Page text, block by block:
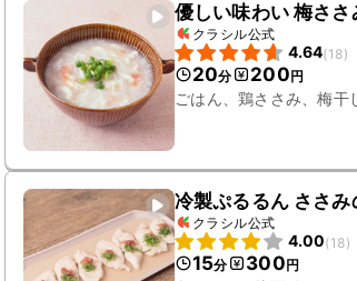
優しい味わい 梅ささ
クラシル公式
4.64(18)
20分 200円
ごはん、鶏ささみ、梅干
冷製ぷるるん ささみ
クラシル公式
4.00(18)
15分 300円